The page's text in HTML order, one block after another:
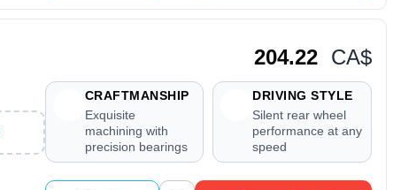
204.22 CA$
CRAFTMANSHIP
Exquisite
machining with
precision bearings
DRIVING STYLE
Silent rear wheel
performance at any
speed